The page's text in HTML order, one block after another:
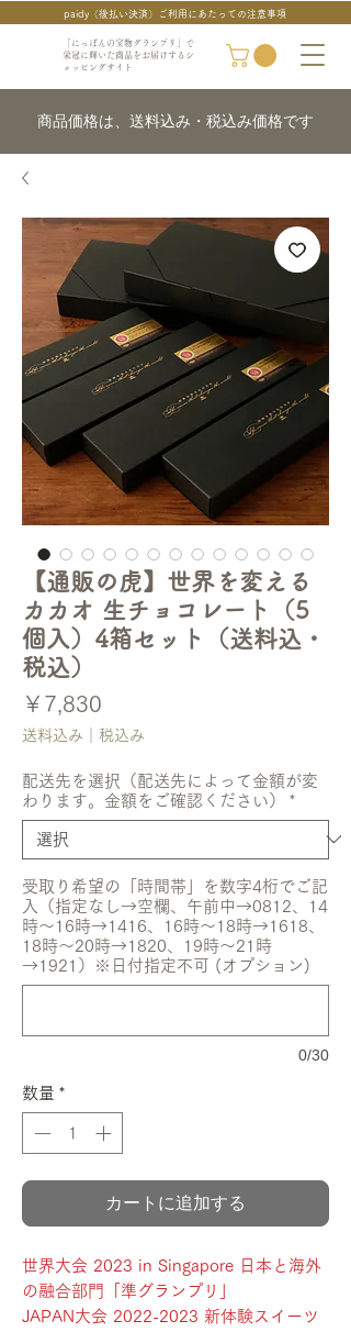
「にっぽんの宝物グランプリ」で
栄冠に輝いた商品をお届けするシ
ョッピングサイト
paidy（後払い決済）ご利用にあたっての注意事項
商品価格は、送料込み・税込み価格です
【通販の虎】世界を変える
カカオ 生チョコレート（5
個入）4箱セット（送料込・
税込）
￥7,830
格
送料込み｜税込み
配送先を選択（配送先によって金額が変
わります。金額をご確認ください）
*
受取り希望の「時間帯」を数字4桁でご記
入（指定なし→空欄、午前中→0812、14
時〜16時→1416、16時〜18時→1618、
18時〜20時→1820、19時〜21時
→1921）※日付指定不可 (オプション)
0/30
数量 *
カートに追加する
世界大会 2023 in Singapore 日本と海外
の融合部門「準グランプリ」
JAPAN大会 2022-2023 新体験スイーツ